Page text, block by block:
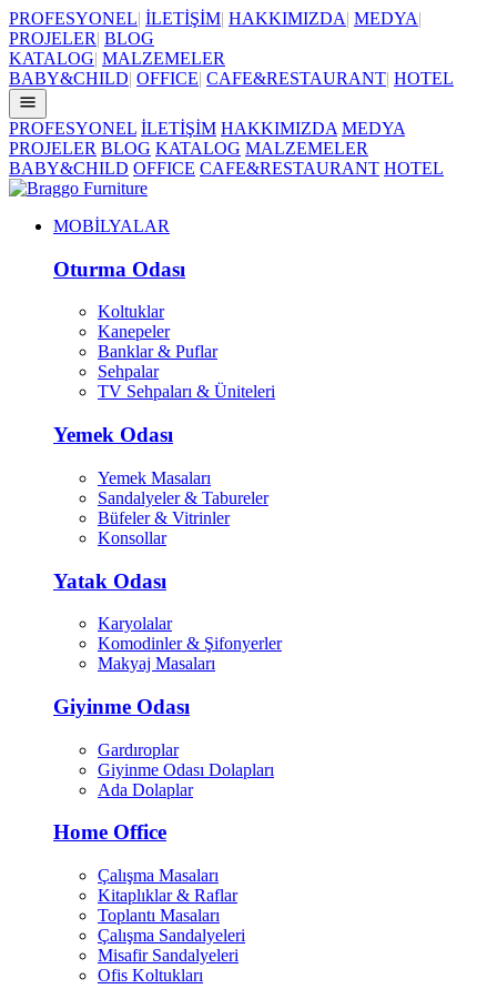
PROFESYONEL| İLETİŞİM| HAKKIMIZDA| MEDYA|
PROJELER| BLOG
KATALOG| MALZEMELER
BABY&CHILD| OFFICE| CAFE&RESTAURANT| HOTEL
PROFESYONEL İLETİŞİM HAKKIMIZDA MEDYA
PROJELER BLOG KATALOG MALZEMELER
BABY&CHILD OFFICE CAFE&RESTAURANT HOTEL
MOBİLYALAR
Oturma Odası
Koltuklar
Kanepeler
Banklar & Puflar
Sehpalar
TV Sehpaları & Üniteleri
Yemek Odası
Yemek Masaları
Sandalyeler & Tabureler
Büfeler & Vitrinler
Konsollar
Yatak Odası
Karyolalar
Komodinler & Şifonyerler
Makyaj Masaları
Giyinme Odası
Gardıroplar
Giyinme Odası Dolapları
Ada Dolaplar
Home Office
Çalışma Masaları
Kitaplıklar & Raflar
Toplantı Masaları
Çalışma Sandalyeleri
Misafir Sandalyeleri
Ofis Koltukları